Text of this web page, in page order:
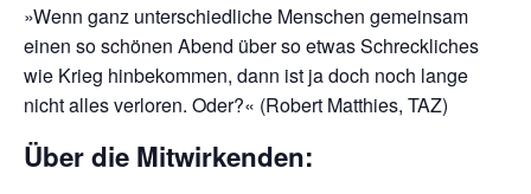
»Wenn ganz unterschiedliche Menschen gemeinsam
einen so schönen Abend über so etwas Schreckliches
wie Krieg hinbekommen, dann ist ja doch noch lange
nicht alles verloren. Oder?« (Robert Matthies, TAZ)
Über die Mitwirkenden: